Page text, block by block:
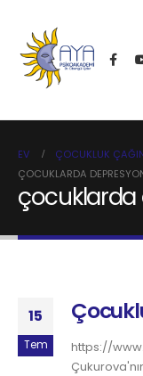
EV ÇOCUKLUK
ÇOCUKLARDA
15
Tem
https://